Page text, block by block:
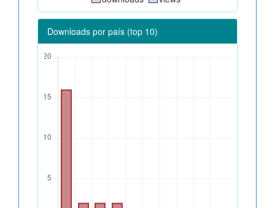
Downloads por país (top 10)